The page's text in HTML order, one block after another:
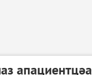
апациентцәа